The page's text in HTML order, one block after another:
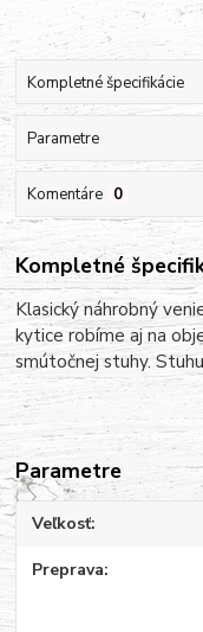
Kompletné špecifikácie
Parametre
Komentáre 0
Kompletné
Klasický náhrobný
kytice robíme aj na
smútočnej stuhy.
Parametre
Veľkosť
Preprava